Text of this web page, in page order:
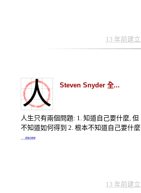
13 年前建立
人 Steven Snyder 全...
人生只有兩個問題: 1. 知道自己要什麼, 但
不知道如何得到 2. 根本不知道自己要什麼
...more
13 年前建立